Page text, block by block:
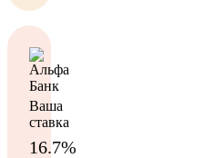
Ваша
ставка
16.7%